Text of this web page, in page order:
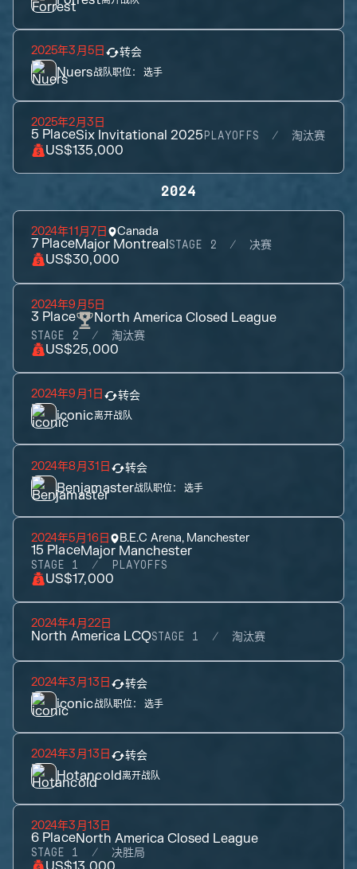
2025年3月5日 转会
Nuers战队职位： 选手
2025年2月3日
5 PlaceSix Invitational 2025 PLAYOFFS 淘汰赛
US$135,000
2024
2024年11月7日 Canada
7 PlaceMajor MontrealSTAGE 2 决赛
US$30,000
2024年9月5日
3 Place North America Closed League
STAGE 2 淘汰赛
US$25,000
2024年9月1日 转会
iconic离开战队
2024年8月31日 转会
Benjamaster战队职位： 选手
2024年5月16日 B.E.C Arena, Manchester
15 PlaceMajor Manchester
STAGE 1 PLAYOFFS
US$17,000
2024年4月22日
North America LCQSTAGE 1 淘汰赛
2024年3月13日 转会
iconic战队职位： 选手
2024年3月13日 转会
Hotancold离开战队
2024年3月13日
6 PlaceNorth America Closed League
STAGE 1 决胜局